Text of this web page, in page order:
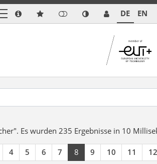
DE EN
Es wurden 235 Ergebnisse in 10
4 5 6 7 8 9 10 11 12